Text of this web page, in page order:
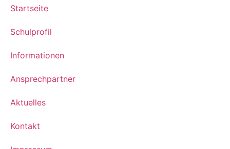
Startseite
Schulprofil
Informationen
Ansprechpartner
Aktuelles
Kontakt